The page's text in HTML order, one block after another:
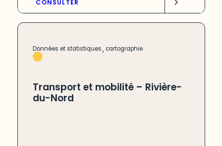
CONSULTER
Données et statistiques, cartographie
Transport et mobilité – Rivière-
du-Nord